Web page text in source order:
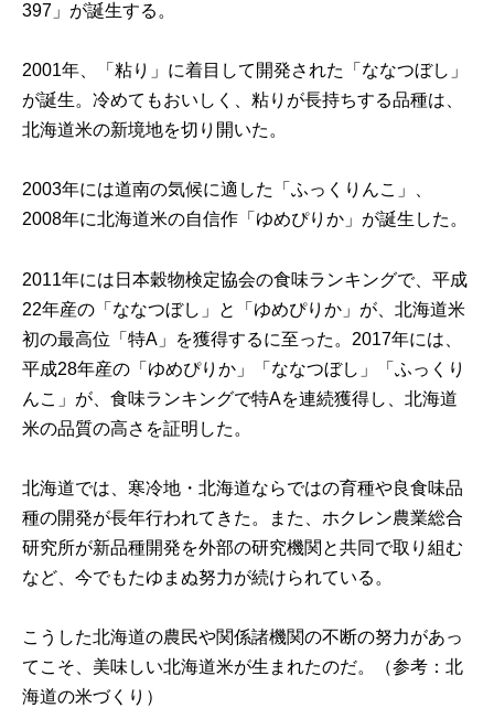
397」が誕生する。
2001年、「粘り」に着目して開発された「ななつぼし」
が誕生。冷めてもおいしく、粘りが長持ちする品種は、
北海道米の新境地を切り開いた。
2003年には道南の気候に適した「ふっくりんこ」、
2008年に北海道米の自信作「ゆめぴりか」が誕生した。
2011年には日本穀物検定協会の食味ランキングで、平成
22年産の「ななつぼし」と「ゆめぴりか」が、北海道米
初の最高位「特A」を獲得するに至った。2017年には、
平成28年産の「ゆめぴりか」「ななつぼし」「ふっくり
んこ」が、食味ランキングで特Aを連続獲得し、北海道
米の品質の高さを証明した。
北海道では、寒冷地・北海道ならではの育種や良食味品
種の開発が長年行われてきた。また、ホクレン農業総合
研究所が新品種開発を外部の研究機関と共同で取り組む
など、今でもたゆまぬ努力が続けられている。
こうした北海道の農民や関係諸機関の不断の努力があっ
てこそ、美味しい北海道米が生まれたのだ。（参考：北
海道の米づくり ）